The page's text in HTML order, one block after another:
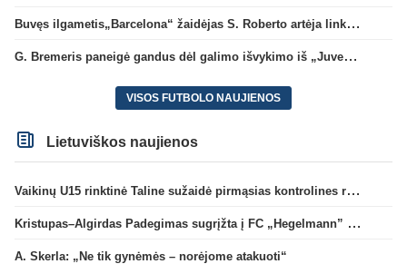
Buvęs ilgametis„Barcelona“ žaidėjas S. Roberto artėja link persikėlimo į MLS
G. Bremeris paneigė gandus dėl galimo išvykimo iš „Juventus“ klubo
VISOS FUTBOLO NAUJIENOS
Lietuviškos naujienos
Vaikinų U15 rinktinė Taline sužaidė pirmąsias kontrolines rungtynes
Kristupas–Algirdas Padegimas sugrįžta į FC „Hegelmann” B sudėtį
A. Skerla: „Ne tik gynėmės – norėjome atakuoti“